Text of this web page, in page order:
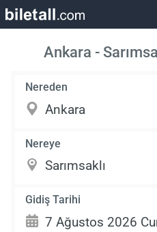
Ankara -
Nereden
Nereye
Gidiş Tarihi